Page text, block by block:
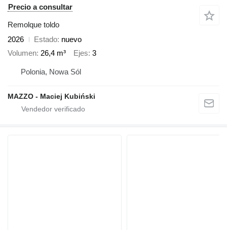
Precio a consultar
Remolque toldo
2026
Estado nuevo
Volumen 26,4 m³ Ejes 3
Polonia, Nowa Sól
MAZZO - Maciej Kubiński